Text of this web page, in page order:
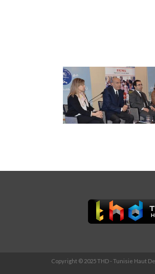
Copyright © 2025 THD - Tunisie Haut